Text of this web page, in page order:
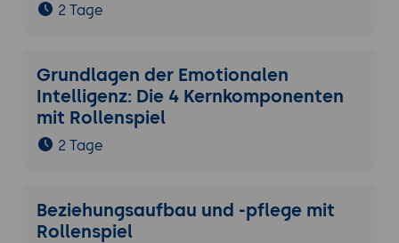
2 Tage
Grundlagen der Emotionalen
Intelligenz: Die 4 Kernkomponenten
mit Rollenspiel
2 Tage
Beziehungsaufbau und -pflege mit
Rollenspiel